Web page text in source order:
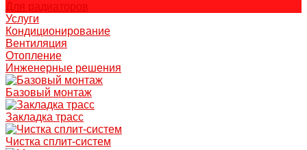
Для радиаторов
Услуги
Кондиционирование
Вентиляция
Отопление
Инженерные решения
Базовый монтаж
Закладка трасс
Чистка сплит-систем